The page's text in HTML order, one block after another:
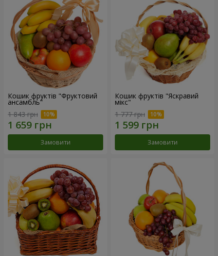
Кошик фруктів "Фруктовий
ансамбль"
1 843 грн
Замовити
Кошик фруктів "Яскравий
мікс"
1 777 грн
Замовити